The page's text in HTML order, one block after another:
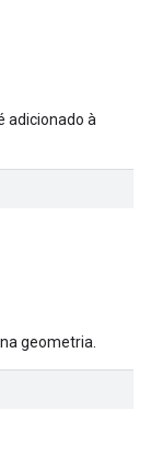
adicionado à
geometria.